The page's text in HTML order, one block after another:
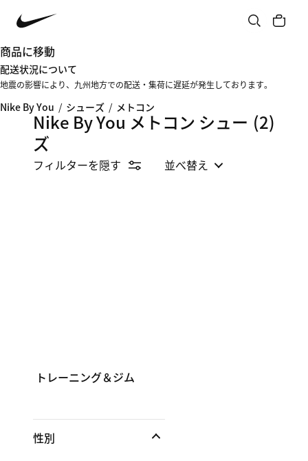
商品に移動
配送状況について
地震の影響により、九州地方での配送・集荷に遅延が発生しております。
Nike By You / シューズ / メトコン
Nike By You メトコン シュー
ズ
(2)
フィルターを隠す 並べ替え
トレーニング＆ジム
性別